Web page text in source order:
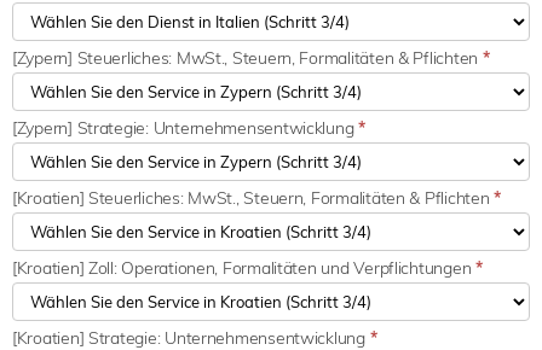
[Zypern] Steuerliches: MwSt., Steuern, Formalitäten & Pflichten *
[Zypern] Strategie: Unternehmensentwicklung*
[Kroatien] Steuerliches: MwSt., Steuern, Formalitäten & Pflichten*
[Kroatien] Zoll: Operationen, Formalitäten und Verpflichtungen *
[Kroatien] Strategie: Unternehmensentwicklung *